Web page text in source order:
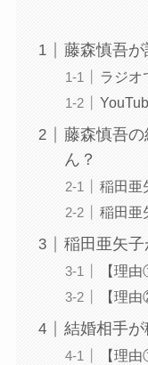
藤森慎吾
ラジオ
藤森慎吾
ん？
稲田亜
稲田亜
稲田亜矢
【理
【理
結婚相手
【理